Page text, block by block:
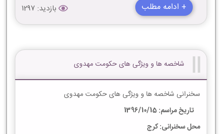
+ ادامه مطلب بازدید: 1297
شاخصه ها و ویژگی های حکومت مهدوی
سخنرانی شاخصه ها و ویژگی های حکومت مهدوی
تاریخ مراسم: 1396/10/15
محل سخنرانی: کرج